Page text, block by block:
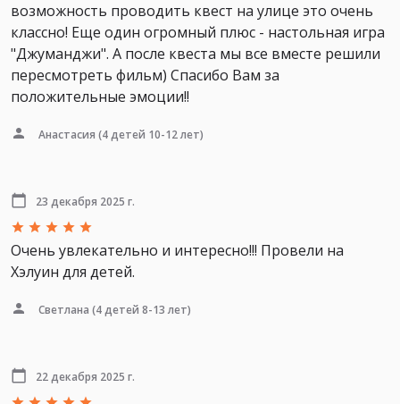
возможность проводить квест на улице это очень
классно! Еще один огромный плюс - настольная игра
"Джуманджи". А после квеста мы все вместе решили
пересмотреть фильм) Спасибо Вам за
положительные эмоции!!
Анастасия (4 детей 10-12 лет)
23 декабря 2025 г.
Очень увлекательно и интересно!!! Провели на
Хэлуин для детей.
Светлана (4 детей 8-13 лет)
22 декабря 2025 г.